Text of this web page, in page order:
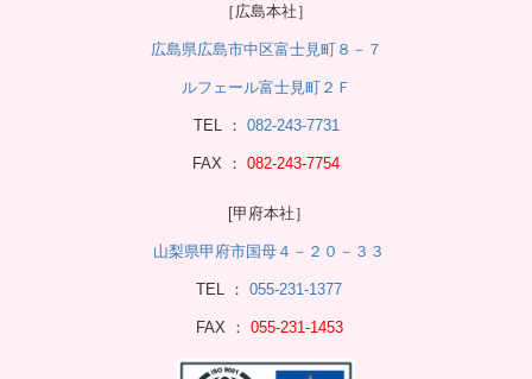
［広島本社］
広島県広島市中区富士見町８－７
ルフェール富士見町２Ｆ
TEL ： 082-243-7731
FAX ： 082-243-7754
[甲府本社］
山梨県甲府市国母４－２０－３３
TEL ： 055-231-1377
FAX ： 055-231-1453